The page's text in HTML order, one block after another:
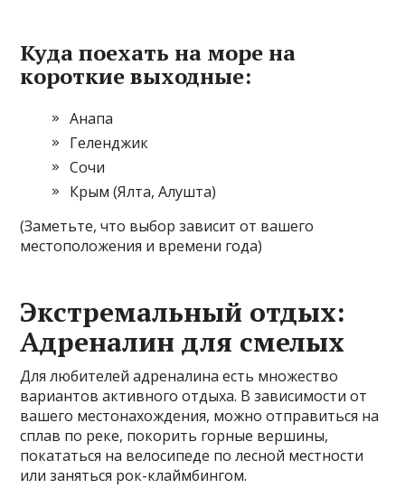
Куда поехать на море на
короткие выходные:
Анапа
Геленджик
Сочи
Крым (Ялта, Алушта)
(Заметьте, что выбор зависит от вашего
местоположения и времени года)
Экстремальный отдых:
Адреналин для смелых
Для любителей адреналина есть множество
вариантов активного отдыха. В зависимости от
вашего местонахождения, можно отправиться на
сплав по реке, покорить горные вершины,
покататься на велосипеде по лесной местности
или заняться рок-клаймбингом.